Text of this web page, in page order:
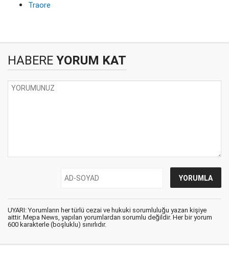
Traore
HABERE YORUM KAT
UYARI: Yorumların her türlü cezai ve hukuki sorumluluğu yazan kişiye
aittir. Mepa News, yapılan yorumlardan sorumlu değildir. Her bir yorum
600 karakterle (boşluklu) sınırlıdır.